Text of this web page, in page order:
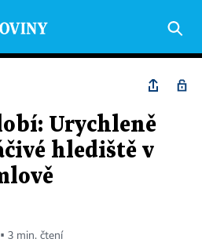
Urychleně
hlediště v
▪ 3 min. čtení